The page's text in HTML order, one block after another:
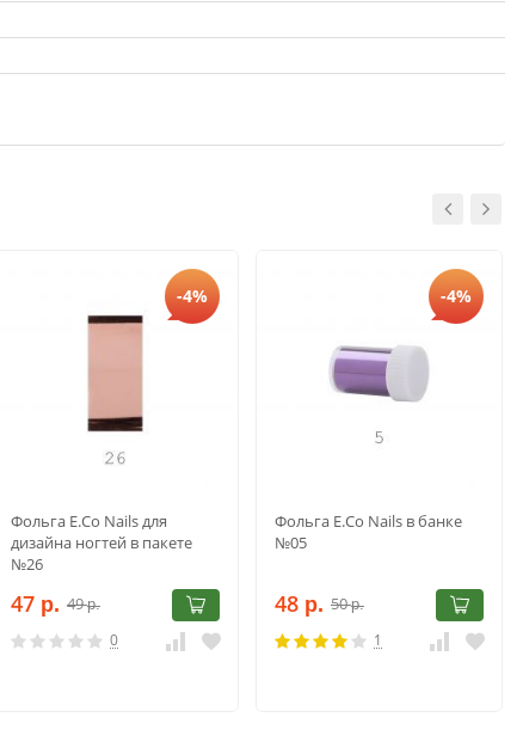
-4%
Фольга E.Co Nails для
дизайна ногтей в пакете
№26
47 р. 49р.
0
-4%
Фольга E.Co Nails в банке
№05
48 р. 50р.
1